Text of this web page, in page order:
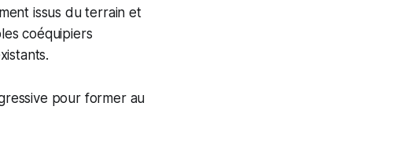
issus du terrain et
coéquipiers
pour former au